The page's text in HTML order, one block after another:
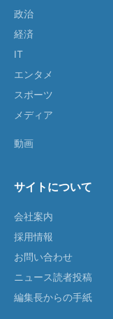
政治
経済
IT
エンタメ
スポーツ
メディア
動画
サイトについて
会社案内
採用情報
お問い合わせ
ニュース読者投稿
編集長からの手紙